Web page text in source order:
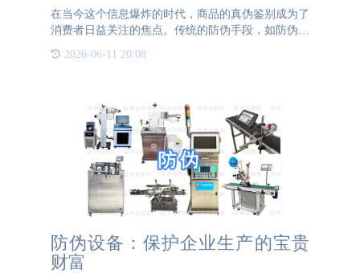
在当今这个信息爆炸的时代，商品的真伪鉴别成为了
消费者日益关注的焦点。传统的防伪手段，如防伪标
签、特殊标识等，虽然在一定程度上能够保护品牌信
誉与消费者权益，但随着科技的进步，这些手段也面
2026-06-11 20:08
防伪设备：保护企业生产的宝贵
财富